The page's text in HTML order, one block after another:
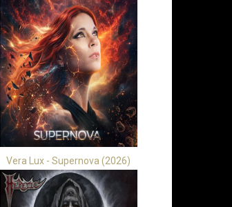
Vera Lux - Supernova (2026)